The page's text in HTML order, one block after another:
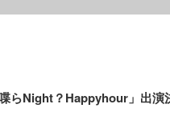
らNight？Happyhour」出演